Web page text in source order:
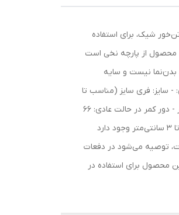
شیک، برای استفاده
محصول از پارچه نخی است
بدن‌نما نیست و سایه
- سایز: فری سایز (مناسب تا
سایز 50) - قد پیراهن: 140 سانتی‌متر - قد آستین از لبه یقه: 55 سانتی‌متر - دور سینه در حالت عادی: 95 سانتی‌متر - دور سینه در حالت کشسانی: 130 سانتی‌متر - دور کمر در حالت عادی: 66
سانتی‌متر - دور کمر در حالت کشسانی: 130 سانتی‌متر - دور باسن: 150 سانتی‌متر - دور بازو: 44 سانتی‌متر - چین پایین: 180 سانتی‌متر - امکان اختلاف اندازه‌گیری تا 3 سانتی‌متر وجود دارد
توصیه می‌شود در دفعات
محصول برای استفاده در